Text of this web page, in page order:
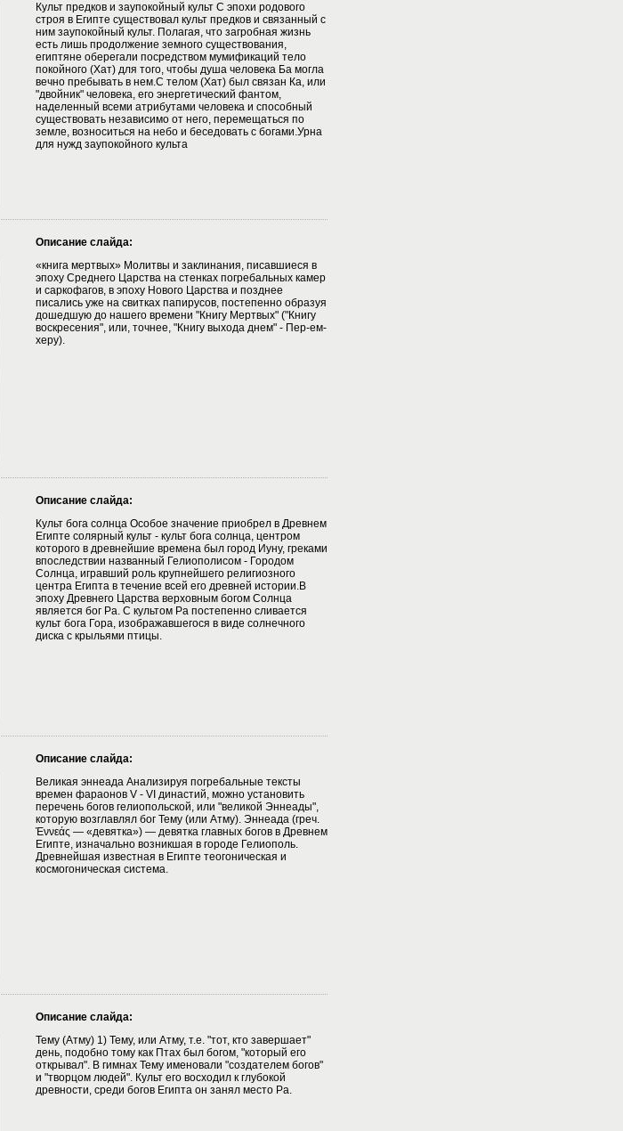
Культ предков и заупокойный культ С эпохи родового
строя в Египте существовал культ предков и связанный с
ним заупокойный культ. Полагая, что загробная жизнь
есть лишь продолжение земного существования,
египтяне оберегали посредством мумификаций тело
покойного (Хат) для того, чтобы душа человека Ба могла
вечно пребывать в нем.С телом (Хат) был связан Ка, или
"двойник" человека, его энергетический фантом,
наделенный всеми атрибутами человека и способный
существовать независимо от него, перемещаться по
земле, возноситься на небо и беседовать с богами.Урна
для нужд заупокойного культа
Описание слайда:
«книга мертвых» Молитвы и заклинания, писавшиеся в
эпоху Среднего Царства на стенках погребальных камер
и саркофагов, в эпоху Нового Царства и позднее
писались уже на свитках папирусов, постепенно образуя
дошедшую до нашего времени "Книгу Мертвых" ("Книгу
воскресения", или, точнее, "Книгу выхода днем" - Пер-ем-
херу).
Описание слайда:
Культ бога солнца Особое значение приобрел в Древнем
Египте солярный культ - культ бога солнца, центром
которого в древнейшие времена был город Иуну, греками
впоследствии названный Гелиополисом - Городом
Солнца, игравший роль крупнейшего религиозного
центра Египта в течение всей его древней истории.В
эпоху Древнего Царства верховным богом Солнца
является бог Ра. С культом Ра постепенно сливается
культ бога Гора, изображавшегося в виде солнечного
диска с крыльями птицы.
Описание слайда:
Великая эннеада Анализируя погребальные тексты
времен фараонов V - VI династий, можно установить
перечень богов гелиопольской, или "великой Эннеады",
которую возглавлял бог Тему (или Атму). Эннеада (греч.
Ἐννεάς — «девятка») — девятка главных богов в Древнем
Египте, изначально возникшая в городе Гелиополь.
Древнейшая известная в Египте теогоническая и
космогоническая система.
Описание слайда:
Тему (Атму) 1) Тему, или Атму, т.е. "тот, кто завершает"
день, подобно тому как Птах был богом, "который его
открывал". В гимнах Тему именовали "создателем богов"
и "творцом людей". Культ его восходил к глубокой
древности, среди богов Египта он занял место Ра.